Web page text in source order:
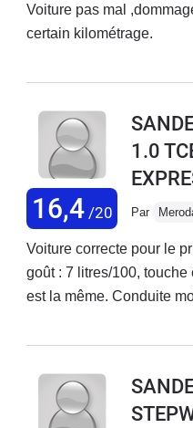
Voiture pas mal
certain kilométrage.
16,4/20
1.0
Par
Voiture correcte pour le
goût : 7 litres/100,
est la même. Conduite
malgré tout. 7200 kms